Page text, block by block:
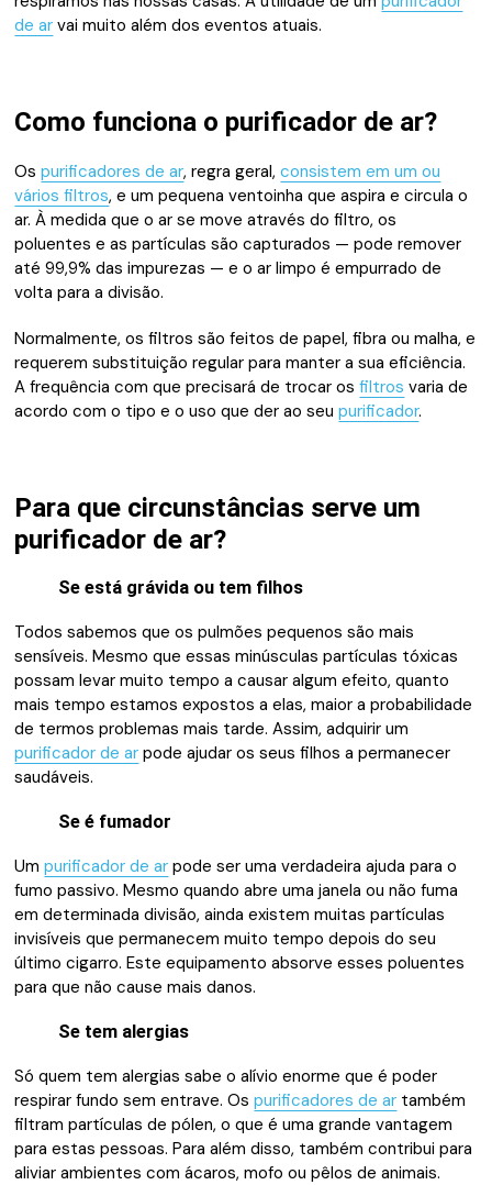
de ar vai muito além dos eventos atuais.
Como funciona o purificador de ar?
Ospurificadores de ar, regra geral,consistem em um ou
vários filtros, e um pequena ventoinha que aspira e circula o
ar. À medida que o ar se move através do filtro, os
poluentes e as partículas são capturados — pode remover
até 99,9% das impurezas — e o ar limpo é empurrado de
volta para a divisão.
Normalmente, os filtros são feitos de papel, fibra ou malha, e
requerem substituição regular para manter a sua eficiência.
A frequência com que precisará de trocar osfiltros varia de
acordo com o tipo e o uso que der ao seupurificador.
Para que circunstâncias serve um
purificador de ar?
Se está grávida ou tem filhos
Todos sabemos que os pulmões pequenos são mais
sensíveis. Mesmo que essas minúsculas partículas tóxicas
possam levar muito tempo a causar algum efeito, quanto
mais tempo estamos expostos a elas, maior a probabilidade
de termos problemas mais tarde. Assim, adquirir um
purificador de ar pode ajudar os seus filhos a permanecer
saudáveis.
Se é fumador
Umpurificador de ar pode ser uma verdadeira ajuda para o
fumo passivo. Mesmo quando abre uma janela ou não fuma
em determinada divisão, ainda existem muitas partículas
invisíveis que permanecem muito tempo depois do seu
último cigarro. Este equipamento absorve esses poluentes
para que não cause mais danos.
Se tem alergias
Só quem tem alergias sabe o alívio enorme que é poder
respirar fundo sem entrave. Ospurificadores de ar também
filtram partículas de pólen, o que é uma grande vantagem
para estas pessoas. Para além disso, também contribui para
aliviar ambientes com ácaros, mofo ou pêlos de animais.